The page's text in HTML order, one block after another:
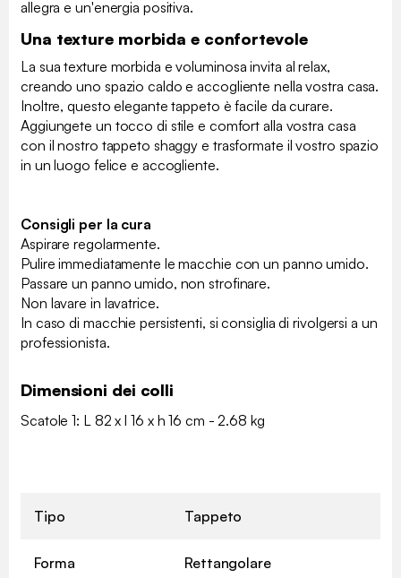
allegra e un'energia positiva.
Una texture morbida e confortevole
La sua texture morbida e voluminosa invita al relax,
creando uno spazio caldo e accogliente nella vostra casa.
Inoltre, questo elegante tappeto è facile da curare.
Aggiungete un tocco di stile e comfort alla vostra casa
con il nostro tappeto shaggy e trasformate il vostro spazio
in un luogo felice e accogliente.
Consigli per la cura
Aspirare regolarmente.
Pulire immediatamente le macchie con un panno umido.
Passare un panno umido, non strofinare.
Non lavare in lavatrice.
In caso di macchie persistenti, si consiglia di rivolgersi a un
professionista.
Dimensioni dei colli
Scatole 1: L 82 x l 16 x h 16 cm - 2.68 kg
Tipo Tappeto
Forma Rettangolare